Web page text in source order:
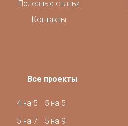
Полезные статьи
Контакты
Все проекты
4 на 5
5 на 5
5 на 7
5 на 9